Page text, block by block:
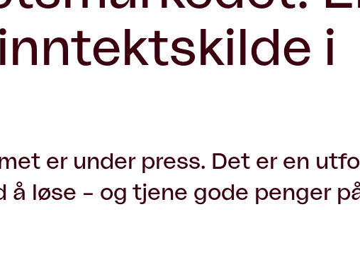
i
er under press. Det er en
løse – og tjene gode penger